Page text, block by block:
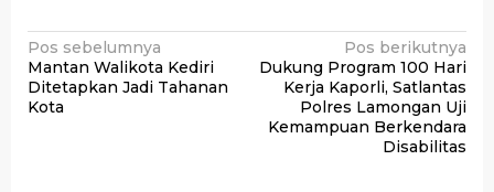
Navigasi
pos
Pos sebelumnya
Mantan Walikota Kediri
Ditetapkan Jadi Tahanan
Kota
Pos berikutnya
Dukung Program 100 Hari
Kerja Kaporli, Satlantas
Polres Lamongan Uji
Kemampuan Berkendara
Disabilitas